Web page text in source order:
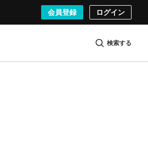
会員登録 ログイン
検索する